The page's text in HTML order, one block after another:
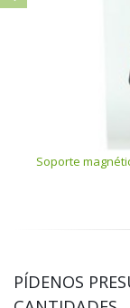
Soporte
PÍDENOS